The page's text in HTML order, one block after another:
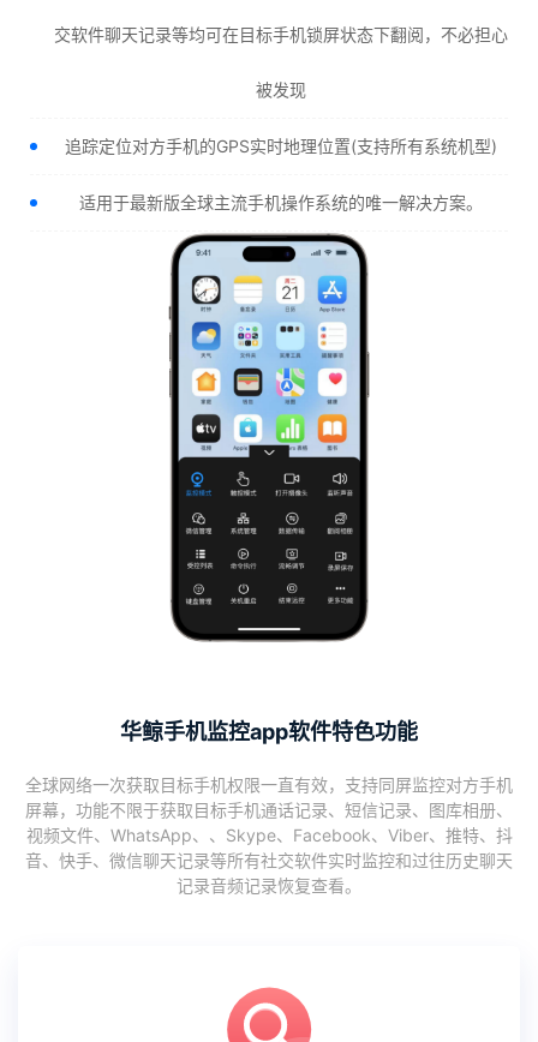
交软件聊天记录等均可在目标手机锁屏状态下翻阅，不必担心
被发现
追踪定位对方手机的GPS实时地理位置(支持所有系统机型)
适用于最新版全球主流手机操作系统的唯一解决方案。
华鲸手机监控app软件特色功能
全球网络一次获取目标手机权限一直有效，支持同屏监控对方手机
屏幕，功能不限于获取目标手机通话记录、短信记录、图库相册、
视频文件、WhatsApp、、Skype、Facebook、Viber、推特、抖
音、快手、微信聊天记录等所有社交软件实时监控和过往历史聊天
记录音频记录恢复查看。